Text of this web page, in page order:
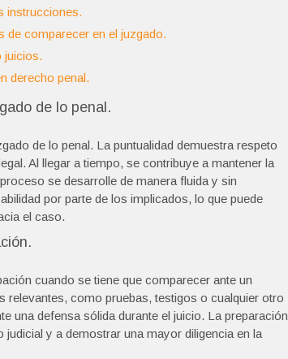
instrucciones.
de comparecer en el juzgado.
juicios.
derecho penal.
de lo penal.
de lo penal. La puntualidad demuestra respeto
Al llegar a tiempo, se contribuye a mantener la
se desarrolle de manera fluida y sin
por parte de los implicados, lo que puede
el caso.
cuando se tiene que comparecer ante un
como pruebas, testigos o cualquier otro
una defensa sólida durante el juicio. La preparación
y a demostrar una mayor diligencia en la